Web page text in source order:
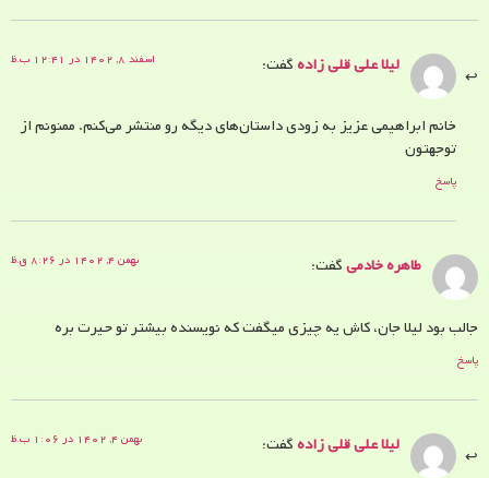
لیلا علی قلی زادهگفت: اسفند ۸, ۱۴۰۲ در ۱۲:۴۱ ب.ظ
خانم ابراهیمی عزیز به زودی داستان‌های دیگه رو منتشر می‌کنم. ممنونم از
توجهتون
پاسخ
طاهره خادمیگفت: بهمن ۴, ۱۴۰۲ در ۸:۲۶ ق.ظ
جالب بود لیلا جان، کاش یه چیزی میگفت که نویسنده بیشتر تو حیرت بره
پاسخ
لیلا علی قلی زادهگفت: بهمن ۴, ۱۴۰۲ در ۱:۰۶ ب.ظ